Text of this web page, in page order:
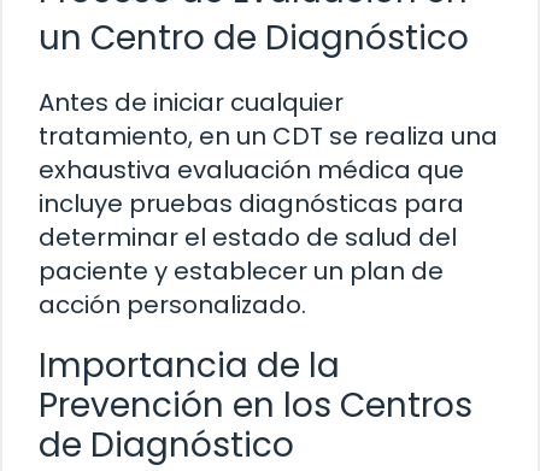
un Centro de Diagnóstico
Antes de iniciar cualquier
tratamiento, en un CDT se realiza una
exhaustiva evaluación médica que
incluye pruebas diagnósticas para
determinar el estado de salud del
paciente y establecer un plan de
acción personalizado.
Importancia de la
Prevención en los Centros
de Diagnóstico